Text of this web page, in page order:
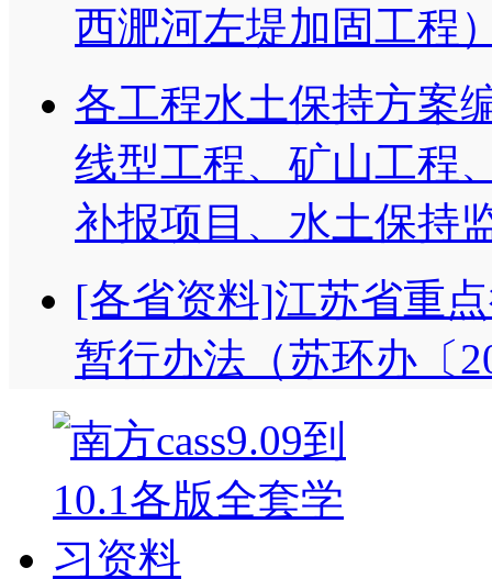
西淝河左堤加固工程
各工程水土保持方案
线型工程、矿山工程
补报项目、水土保持
[各省资料]江苏省重
暂行办法（苏环办〔